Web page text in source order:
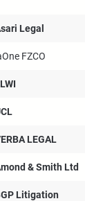
Legal
FZCO
LEGAL
& Smith Ltd
Litigation